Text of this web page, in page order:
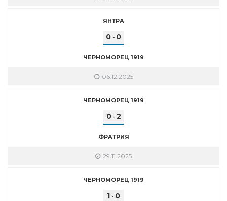
ЯНТРА
0 - 0
ЧЕРНОМОРЕЦ 1919
06.12.2025
ЧЕРНОМОРЕЦ 1919
0- 2
ФРАТРИЯ
29.11.2025
ЧЕРНОМОРЕЦ 1919
1 - 0